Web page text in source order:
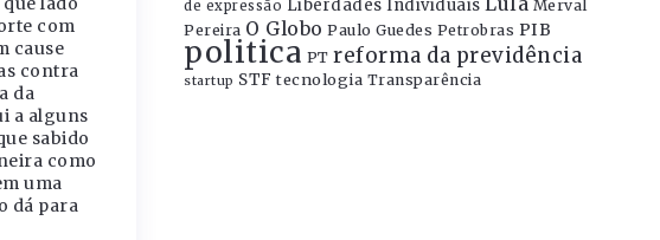
com
cause
contra
da
a alguns
sabido
como
uma
dá para
de expressão Liberdades Individuais
Merval
Pereira O Globo Paulo Guedes Petrobras PIB
politica PT reforma da previdência
startup STF tecnologia Transparência